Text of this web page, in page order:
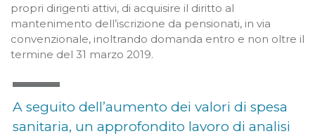
propri dirigenti attivi, di acquisire il diritto al
mantenimento dell’iscrizione da pensionati, in via
convenzionale, inoltrando domanda entro e non oltre il
termine del 31 marzo 2019.
A seguito dell’aumento dei valori di spesa
sanitaria, un approfondito lavoro di analisi